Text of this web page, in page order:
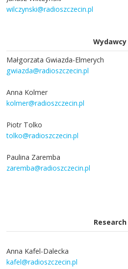
wilczynski@radioszczecin.pl
Wydawcy
Małgorzata Gwiazda-Elmerych
gwiazda@radioszczecin.pl
Anna Kolmer
kolmer@radioszczecin.pl
Piotr Tolko
tolko@radioszczecin.pl
Paulina Zaremba
zaremba@radioszczecin.pl
Research
Anna Kafel-Dalecka
kafel@radioszczecin.pl